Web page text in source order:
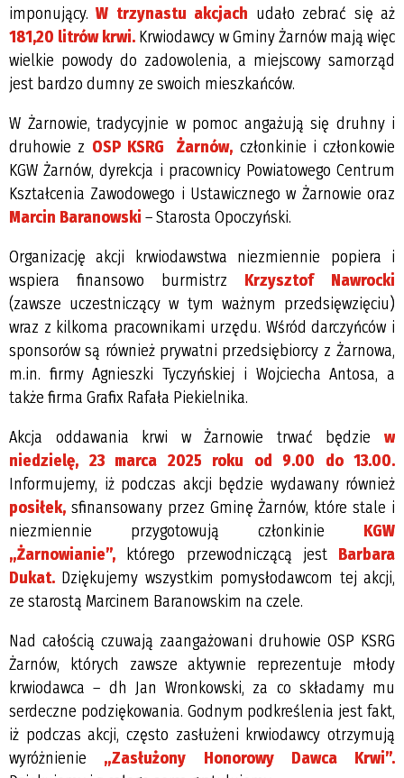
imponujący.W trzynastu akcjach udało zebrać się aż
181,20 litrów krwi. Krwiodawcy w Gminy Żarnów mają więc
wielkie powody do zadowolenia, a miejscowy samorząd
jest bardzo dumny ze swoich mieszkańców.
W Żarnowie, tradycyjnie w pomoc angażują się druhny i
druhowie z OSP KSRG Żarnów, członkinie i członkowie
KGW Żarnów, dyrekcja i pracownicy Powiatowego Centrum
Kształcenia Zawodowego i Ustawicznego w Żarnowie oraz
Marcin Baranowski – Starosta Opoczyński.
Organizację akcji krwiodawstwa niezmiennie popiera i
wspiera finansowo burmistrz Krzysztof Nawrocki
(zawsze uczestniczący w tym ważnym przedsięwzięciu)
wraz z kilkoma pracownikami urzędu. Wśród darczyńców i
sponsorów są również prywatni przedsiębiorcy z Żarnowa,
m.in. firmy Agnieszki Tyczyńskiej i Wojciecha Antosa, a
także firma Grafix Rafała Piekielnika.
Akcja oddawania krwi w Żarnowie trwać będzie w
niedzielę, 23 marca 2025 roku od 9.00 do 13.00.
Informujemy, iż podczas akcji będzie wydawany również
posiłek, sfinansowany przez Gminę Żarnów, które stale i
niezmiennie przygotowują członkinie KGW
„Żarnowianie”, którego przewodniczącą jest Barbara
Dukat. Dziękujemy wszystkim pomysłodawcom tej akcji,
ze starostą Marcinem Baranowskim na czele.
Nad całością czuwają zaangażowani druhowie OSP KSRG
Żarnów, których zawsze aktywnie reprezentuje młody
krwiodawca – dh Jan Wronkowski, za co składamy mu
serdeczne podziękowania. Godnym podkreślenia jest fakt,
iż podczas akcji, często zasłużeni krwiodawcy otrzymują
wyróżnienie „Zasłużony Honorowy Dawca Krwi”.